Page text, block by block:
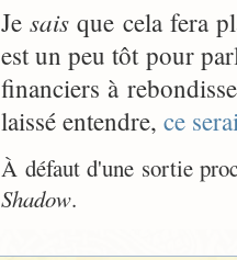
Jesais que cela fera
est un peu tôt pour
financiers à
laissé entendre, ce
À défaut d'une sortie
Shadow.